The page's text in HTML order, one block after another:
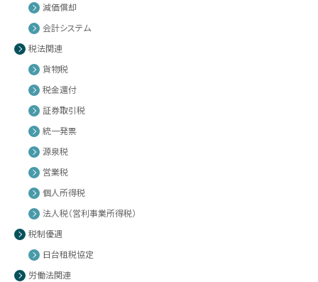
減価償却
会計システム
税法関連
貨物税
税金還付
証券取引税
統一発票
源泉税
営業税
個人所得税
法人税（営利事業所得税）
税制優遇
日台租税協定
労働法関連